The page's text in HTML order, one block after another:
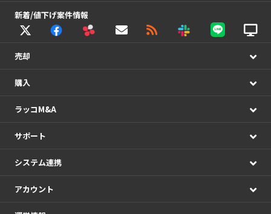
新着/値下げ案件情報
売却
購入
ラッコM&A
サポート
システム連携
アカウント